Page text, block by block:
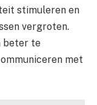
stimuleren en
vergroten.
beter te
met